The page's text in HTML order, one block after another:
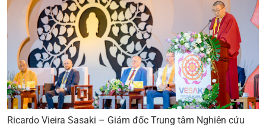
Ricardo Vieira Sasaki – Giám đốc Trung tâm Nghiên cứu